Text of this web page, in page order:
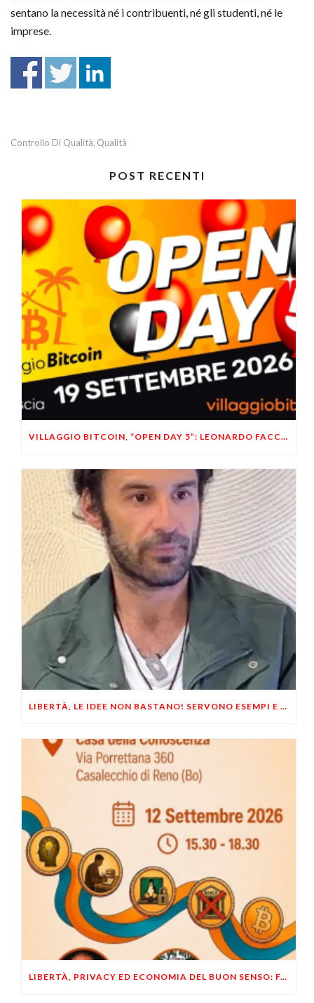
sentano la necessità né i contribuenti, né gli studenti, né le
imprese.
Controllo Di Qualità Qualità
POST RECENTI
VILLAGGIO BITCOIN, “OPEN DAY 5”: LEONARDO FACCO OSPITE A BRESCIA
LIBERTÀ, LE IDEE NON BASTANO! SERVONO ESEMPI E UN PO’ DI COERENZA
LIBERTÀ, PRIVACY ED ECONOMIA DEL BUON SENSO: FACCO E MUSUMECI A CASALECCHIO DI RENO (BO)